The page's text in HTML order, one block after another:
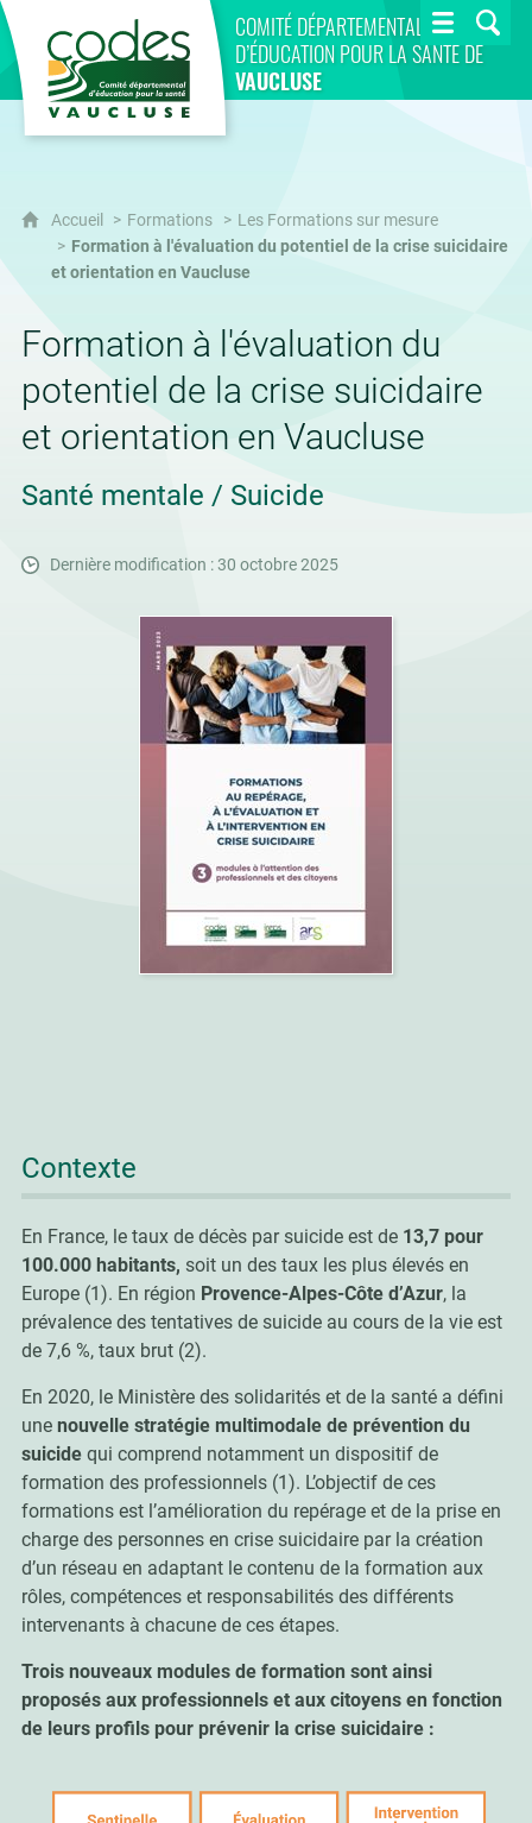
COMITÉ DÉPARTEMENTAL
D’ÉDUCATION POUR LA SANTÉ DE
VAUCLUSE
CoDES 84
Accueil Formations
Les Formations sur mesure
Formation à l'évaluation du potentiel de la crise suicidaire
et orientation en Vaucluse
Formation à l'évaluation du
potentiel de la crise suicidaire
et orientation en Vaucluse
Santé mentale / Suicide
Dernière modification : 30 octobre 2025
Contexte
En France, le taux de décès par suicide est de 13,7 pour
100.000 habitants, soit un des taux les plus élevés en
Europe (1). En région Provence-Alpes-Côte d’Azur, la
prévalence des tentatives de suicide au cours de la vie est
de 7,6 %, taux brut (2).
En 2020, le Ministère des solidarités et de la santé a défini
une nouvelle stratégie multimodale de prévention du
suicidequi comprend notamment un dispositif de
formation des professionnels (1). L’objectif de ces
formations est l’amélioration du repérage et de la prise en
charge des personnes en crise suicidaire par la création
d’un réseau en adaptant le contenu de la formation aux
rôles, compétences et responsabilités des différents
intervenants à chacune de ces étapes.
Trois nouveaux modules de formation sont ainsi
proposés aux professionnels et aux citoyens en fonction
de leurs profils pour prévenir la crise suicidaire :